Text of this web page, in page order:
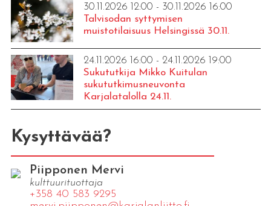
30.11.2026 12:00 - 30.11.2026 16:00
Talvisodan syttymisen
muistotilaisuus Helsingissä 30.11.
24.11.2026 16:00 - 24.11.2026 19:00
Sukututkija Mikko Kuitulan
sukututkimusneuvonta
Karjalatalolla 24.11.
Kysyttävää?
Piipponen Mervi
kulttuurituottaja
+358 40 583 9295